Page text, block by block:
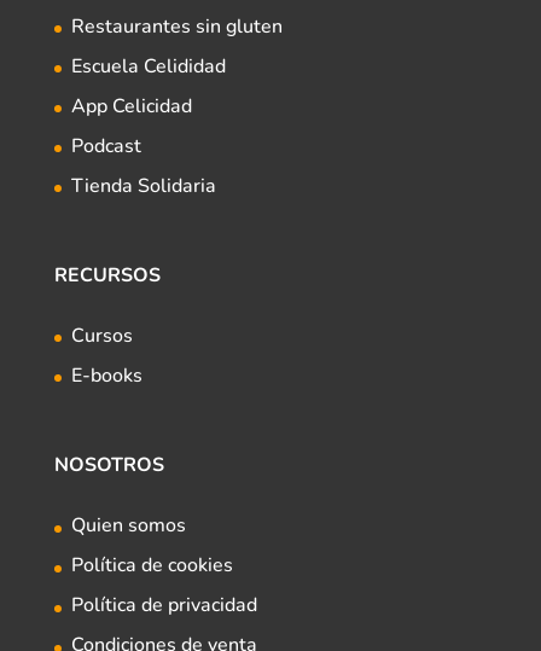
Restaurantes sin gluten
Escuela Celididad
App Celicidad
Podcast
Tienda Solidaria
RECURSOS
Cursos
E-books
NOSOTROS
Quien somos
Política de cookies
Política de privacidad
Condiciones de venta